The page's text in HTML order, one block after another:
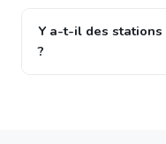
Y a-t-il des
?